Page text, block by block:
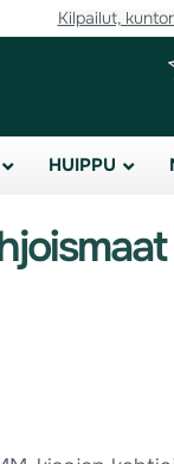
Kilpailut,
HUIPPU